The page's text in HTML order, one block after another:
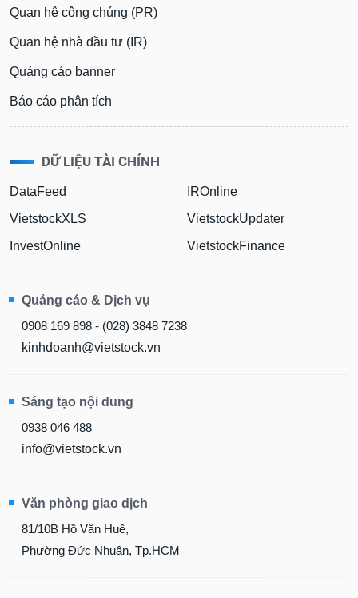
Quan hệ công chúng (PR)
Quan hệ nhà đầu tư (IR)
Quảng cáo banner
Báo cáo phân tích
DỮ LIỆU TÀI CHÍNH
DataFeed
VietstockXLS
InvestOnline
IROnline
VietstockUpdater
VietstockFinance
Quảng cáo & Dịch vụ
0908 169 898 - (028) 3848 7238
kinhdoanh@vietstock.vn
Sáng tạo nội dung
0938 046 488
info@vietstock.vn
Văn phòng giao dịch
81/10B Hồ Văn Huê,
Phường Đức Nhuận, Tp.HCM